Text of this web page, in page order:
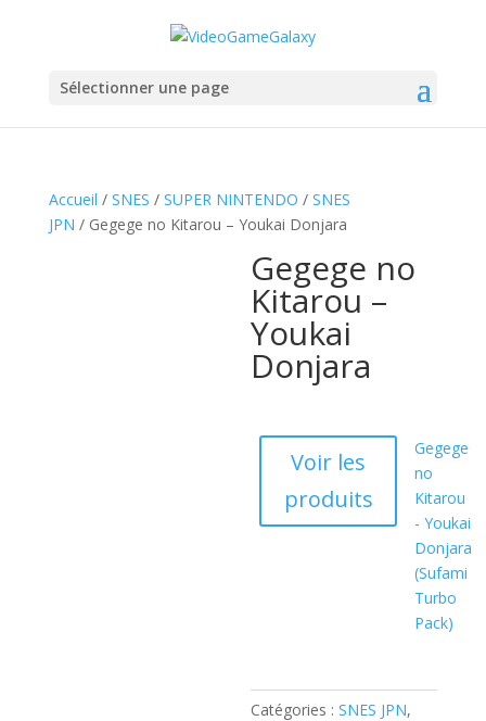
Sélectionner une page
Accueil / SNES / SUPER NINTENDO / SNES
JPN / Gegege no Kitarou – Youkai Donjara
Gegege no
Kitarou –
Youkai
Donjara
Voir les
produits
Gegege
no
Kitarou
- Youkai
Donjara
(Sufami
Turbo
Pack)
Catégories :SNES JPN,